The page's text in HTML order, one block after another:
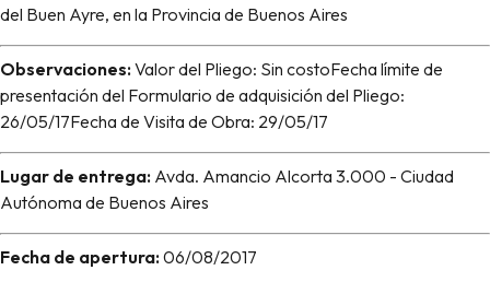
del Buen Ayre, en la Provincia de Buenos Aires
Observaciones:Valor del Pliego: Sin costoFecha límite de
presentación del Formulario de adquisición del Pliego:
26/05/17Fecha de Visita de Obra: 29/05/17
Lugar de entrega: Avda. Amancio Alcorta 3.000 - Ciudad
Autónoma de Buenos Aires
Fecha de apertura:06/08/2017